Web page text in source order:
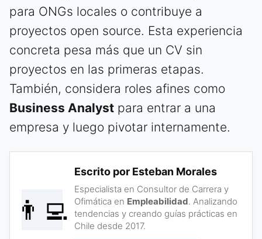
para ONGs locales o contribuye a
proyectos open source. Esta experiencia
concreta pesa más que un CV sin
proyectos en las primeras etapas.
También, considera roles afines como
Business Analyst para entrar a una
empresa y luego pivotar internamente.
👨‍💻
Escrito por Esteban Morales
Especialista en Consultor de Carrera y
Ofimática en Empleabilidad. Analizando
tendencias y creando guías prácticas en
Chile desde 2017.